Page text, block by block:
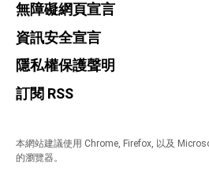
無障礙網頁宣言
資訊安全宣言
隱私權保護聲明
訂閱 RSS
本網站建議使用 Chrome, Firefox, 以及
的瀏覽器。